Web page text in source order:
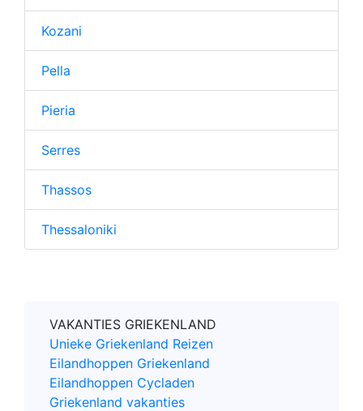
Kozani
Pella
Pieria
Serres
Thassos
Thessaloniki
VAKANTIES GRIEKENLAND
Unieke Griekenland Reizen
Eilandhoppen Griekenland
Eilandhoppen Cycladen
Griekenland vakanties